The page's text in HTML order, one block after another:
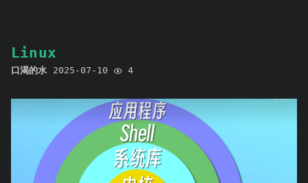
Linux
口渴的水 2025-07-10 4